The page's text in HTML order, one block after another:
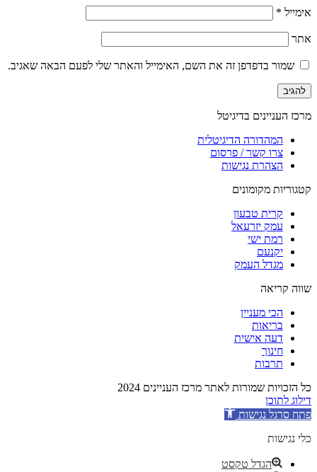
אימייל *
אתר
שמור בדפדפן זה את השם, האימייל והאתר שלי לפעם הבאה שאגיב.
מרכז העניינים בדיגיטל
המהדורה הדיגיטלית
צרו קשר / פרסום
הצהרת נגישות
קטגוריות מקומונים
קרית טבעון
עמק יזרעאל
רמת ישי
יקנעם
מגדל העמק
שווה קריאה
הכי מעניין
בריאות
דעה אישית
חינוך
תרבות
כל הזכויות שמורות לאתר מרכז העניינים 2024
דילוג לתוכן
פתח סרגל נגישות
כלי נגישות
הגדל טקסט